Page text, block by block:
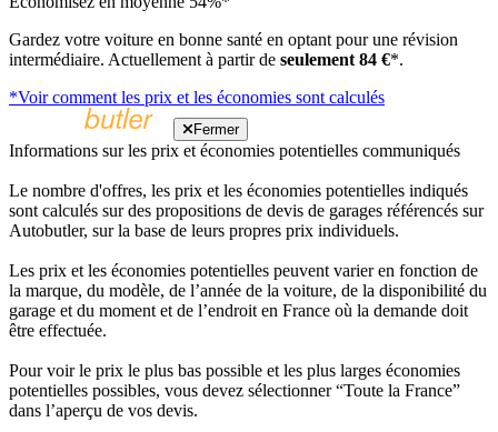
Gardez votre voiture en bonne santé en optant pour une révision
intermédiaire. Actuellement à partir de seulement 84 €*.
*Voir comment les prix et les économies sont calculés
Fermer
Informations sur les prix et économies potentielles communiqués
Le nombre d'offres, les prix et les économies potentielles indiqués
sont calculés sur des propositions de devis de garages référencés sur
Autobutler, sur la base de leurs propres prix individuels.
Les prix et les économies potentielles peuvent varier en fonction de
la marque, du modèle, de l’année de la voiture, de la disponibilité du
garage et du moment et de l’endroit en France où la demande doit
être effectuée.
Pour voir le prix le plus bas possible et les plus larges économies
potentielles possibles, vous devez sélectionner “Toute la France”
dans l’aperçu de vos devis.